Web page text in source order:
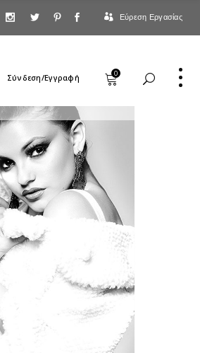
Εύρεση Εργασίας
Σύνδεση/Εγγραφή 0